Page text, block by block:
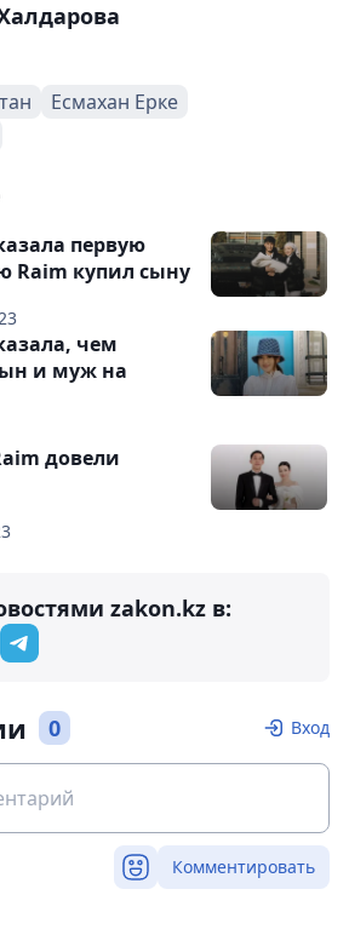
Есмахан Ерке
первую
Raim купил сыну
чем
и муж на
довели
zakon.kz в:
0 Вход
Комментировать